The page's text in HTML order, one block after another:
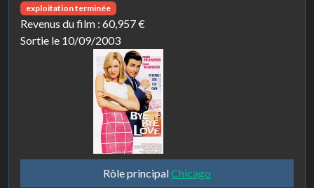
exploitation terminée
Revenus du film : 60,957 €
Sortie le 10/09/2003
Rôle principalChicago